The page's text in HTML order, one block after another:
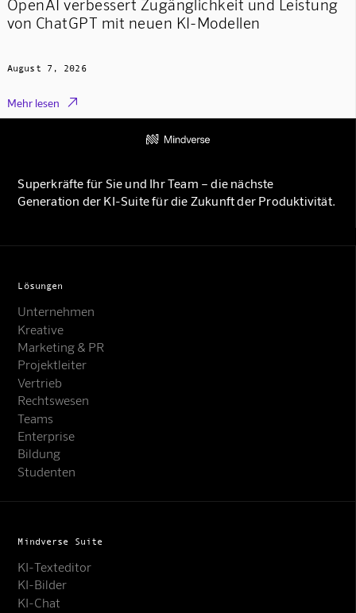
OpenAI verbessert Zugänglichkeit und Leistung
von ChatGPT mit neuen KI-Modellen
August 7, 2026
Mehr lesen 
Superkräfte für Sie und Ihr Team – die nächste
Generation der KI-Suite für die Zukunft der Produktivität.
Lösungen
Unternehmen
Kreative
Marketing & PR
Projektleiter
Vertrieb
Rechtswesen
Teams
Enterprise
Bildung
Studenten
Mindverse Suite
KI-Texteditor
KI-Bilder
KI-Chat